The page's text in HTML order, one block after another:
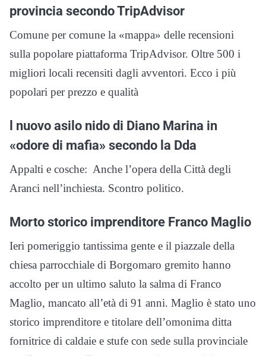
provincia secondo TripAdvisor
Comune per comune la «mappa» delle recensioni
sulla popolare piattaforma TripAdvisor. Oltre 500 i
migliori locali recensiti dagli avventori. Ecco i più
popolari per prezzo e qualità
l nuovo asilo nido di Diano Marina in
«odore di mafia» secondo la Dda
Appalti e cosche: Anche l’opera della Città degli
Aranci nell’inchiesta. Scontro politico.
Morto storico imprenditore Franco Maglio
Ieri pomeriggio tantissima gente e il piazzale della
chiesa parrocchiale di Borgomaro gremito hanno
accolto per un ultimo saluto la salma di Franco
Maglio, mancato all’età di 91 anni. Maglio è stato uno
storico imprenditore e titolare dell’omonima ditta
fornitrice di caldaie e stufe con sede sulla provinciale